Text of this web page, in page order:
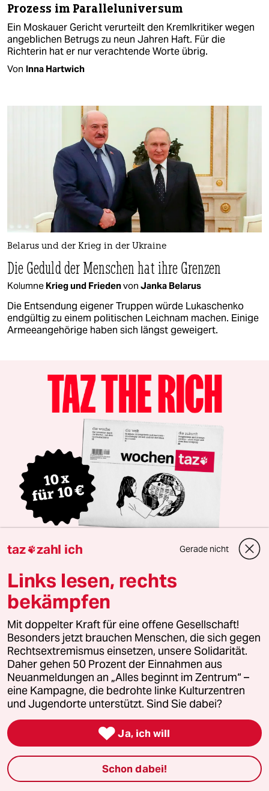
Prozess im Paralleluniversum
Ein Moskauer Gericht verurteilt den Kremlkritiker wegen
angeblichen Betrugs zu neun Jahren Haft. Für die
Richterin hat er nur verachtende Worte übrig.
Von Inna Hartwich
Belarus und der Krieg in der Ukraine
Die Geduld der Menschen hat ihre Grenzen
Kolumne Krieg und Friedenvon Janka Belarus
Die Entsendung eigener Truppen würde Lukaschenko
endgültig zu einem politischen Leichnam machen. Einige
Armeeangehörige haben sich längst geweigert.
10 Ausgaben für 10 Euro
Die Wochenzeitung mit taz-Blick
Wir schauen den Superreichen auf die Finger.
Unsere wochentaz bietet jeden Samstag
Journalismus, der es nicht allen recht macht und
Stimmen, die woanders nicht gehört werden.
Jeden Samstag als gedruckte Zeitung frei Haus
Zusätzlich digitale Ausgabe inkl. Vorlesefunktion
41 Kommentare Älteste
taz zahl ich Gerade nicht
Links lesen, rechts
bekämpfen
Mit doppelter Kraft für eine offene Gesellschaft!
Besonders jetzt brauchen Menschen, die sich gegen
Rechtsextremismus einsetzen, unsere Solidarität.
Daher gehen 50 Prozent der Einnahmen aus
Neuanmeldungen an „Alles beginnt im Zentrum“ –
eine Kampagne, die bedrohte linke Kulturzentren
und Jugendorte unterstützt. Sind Sie dabei?
 Ja, ich will
Schon dabei!